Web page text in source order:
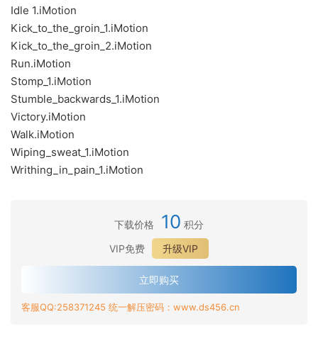
Idle 1.iMotion
Kick_to_the_groin_1.iMotion
Kick_to_the_groin_2.iMotion
Run.iMotion
Stomp_1.iMotion
Stumble_backwards_1.iMotion
Victory.iMotion
Walk.iMotion
Wiping_sweat_1.iMotion
Writhing_in_pain_1.iMotion
下载价格 10 积分
VIP免费
升级VIP
立即购买
客服QQ:258371245 统一解压密码：www.ds456.cn